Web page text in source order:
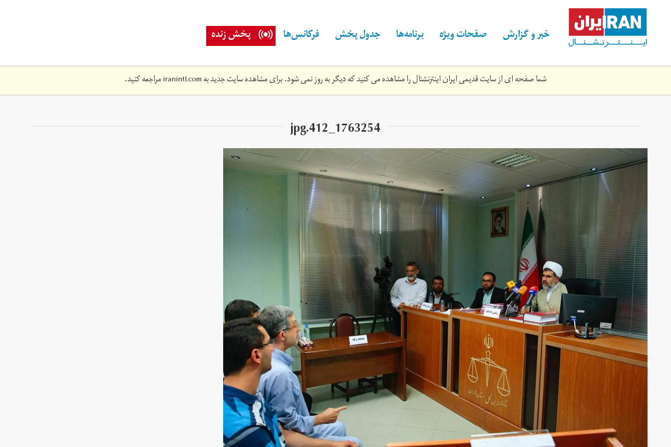
content خبر و گزارش صفحات ویژه برنامه‌ها جدول پخش فرکانس‌ها پخش زنده
شما صفحه ای از سایت قدیمی ایران اینترنشنال را مشاهده می کنید که دیگر به روز نمی شود. برای مشاهده سایت جدید بهiranintl.comمراجعه کنید.
1763254_412.jpg